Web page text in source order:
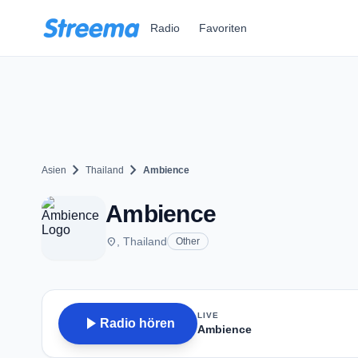
Radio Favoriten
Asien chevron_right Thailand chevron_right Ambience
Ambience
place , Thailand Other
play_arrow Radio hören
LIVE
Ambience